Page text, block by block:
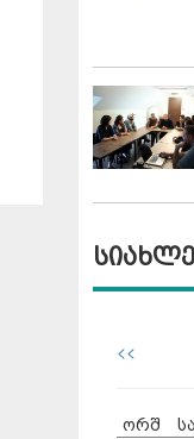
<<
ორშ